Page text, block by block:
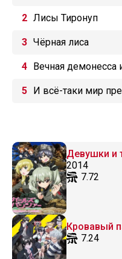
Лисы Тиронуп
Чёрная лиса
Вечная демонесса
И всё-таки мир
Девушки и
2014
7.72
Кровавый
7.24